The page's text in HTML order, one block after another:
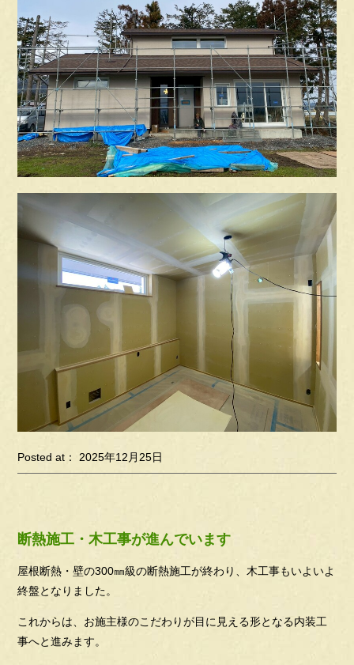
Posted at： 2025年12月25日
断熱施工・木工事が進んでいます
屋根断熱・壁の300㎜級の断熱施工が終わり、木工事もいよいよ
終盤となりました。
これからは、お施主様のこだわりが目に見える形となる内装工
事へと進みます。